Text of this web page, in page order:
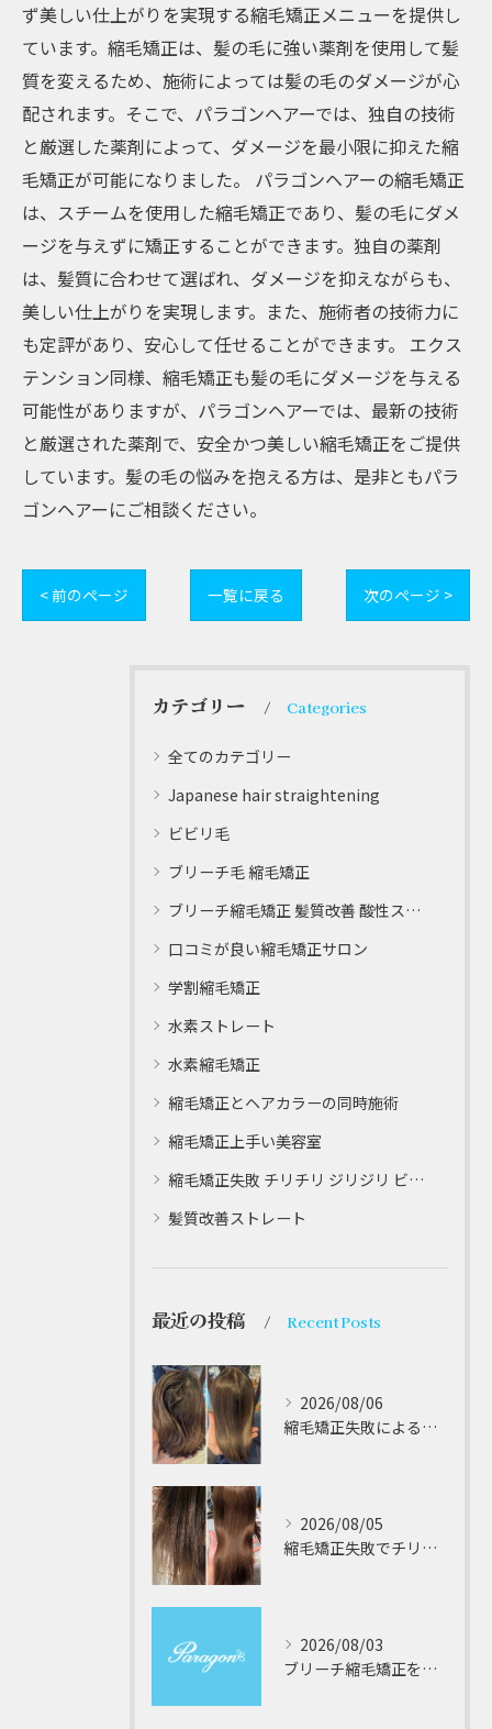
ず美しい仕上がりを実現する縮毛矯正メニューを提供し
ています。縮毛矯正は、髪の毛に強い薬剤を使用して髪
質を変えるため、施術によっては髪の毛のダメージが心
配されます。そこで、パラゴンヘアーでは、独自の技術
と厳選した薬剤によって、ダメージを最小限に抑えた縮
毛矯正が可能になりました。 パラゴンヘアーの縮毛矯正
は、スチームを使用した縮毛矯正であり、髪の毛にダメ
ージを与えずに矯正することができます。独自の薬剤
は、髪質に合わせて選ばれ、ダメージを抑えながらも、
美しい仕上がりを実現します。また、施術者の技術力に
も定評があり、安心して任せることができます。 エクス
テンション同様、縮毛矯正も髪の毛にダメージを与える
可能性がありますが、パラゴンヘアーでは、最新の技術
と厳選された薬剤で、安全かつ美しい縮毛矯正をご提供
しています。髪の毛の悩みを抱える方は、是非ともパラ
ゴンヘアーにご相談ください。
< 前のページ 一覧に戻る 次のページ >
カテゴリー Categories
全てのカテゴリー
Japanese hair straightening
ビビリ毛
ブリーチ毛 縮毛矯正
ブリーチ縮毛矯正 髪質改善 酸性ストレート
口コミが良い縮毛矯正サロン
学割縮毛矯正
水素ストレート
水素縮毛矯正
縮毛矯正とヘアカラーの同時施術
縮毛矯正上手い美容室
縮毛矯正失敗 チリチリ ジリジリ ビビり直し専門
髪質改善ストレート
最近の投稿 Recent Posts
2026/08/06
縮毛矯正失敗によるチリチリやジリジリ髪のビビり直し専門が解説する本当に効く修復策
2026/08/05
縮毛矯正失敗でチリチリジリジリの髪をビビり直し専門が丁寧に修復する方法解説
2026/08/03
ブリーチ縮毛矯正を安全に受けるための大阪府対応サロン選びと髪質改善のポイント